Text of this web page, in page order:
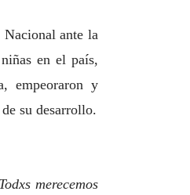
ante la
en el país,
empeoraron y
su desarrollo.
Todxs merecemos